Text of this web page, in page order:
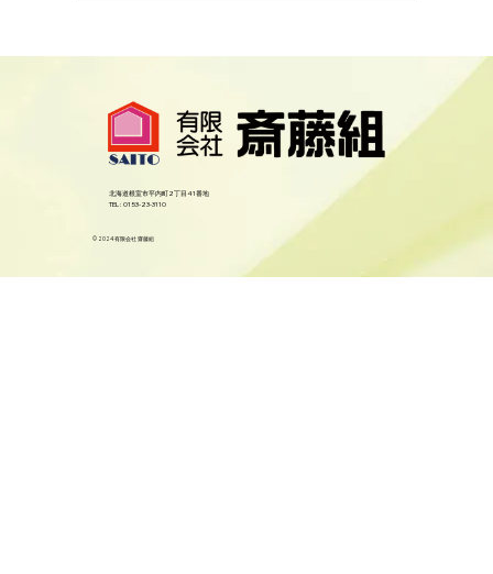
北海道根室市平内町2丁目41番地
​TEL : 0153-23-3110
© 2024 有限会社 齋藤組